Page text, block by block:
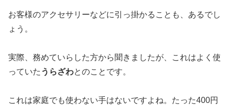
お客様のアクセサリーなどに引っ掛かることも、あるでし
ょう。
実際、務めていらした方から聞きましたが、これはよく使
っていた うらざわとのことです。
これは家庭でも使わない手はないですよね。たった400円